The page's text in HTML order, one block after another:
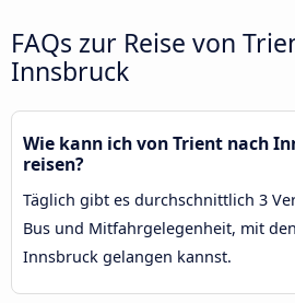
FAQs zur Reise von
Innsbruck
Wie kann ich von Trient nach
reisen?
Täglich gibt es durchschnittlich 3
Bus und Mitfahrgelegenheit, mit
Innsbruck gelangen kannst.